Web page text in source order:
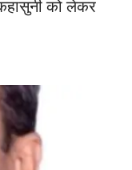
को लेकर